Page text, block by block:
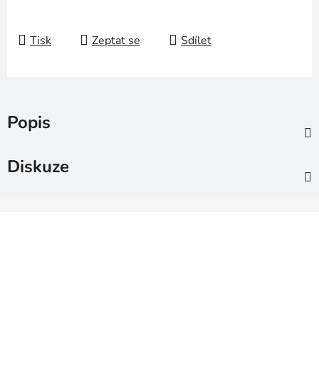
Tisk Zeptat se Sdílet
Popis
Diskuze